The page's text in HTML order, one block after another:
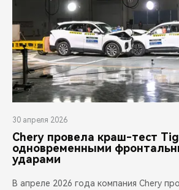
30 апреля 2026
Chery провела краш-тест
одновременными
ударами
В апреле 2026 года компания Chery